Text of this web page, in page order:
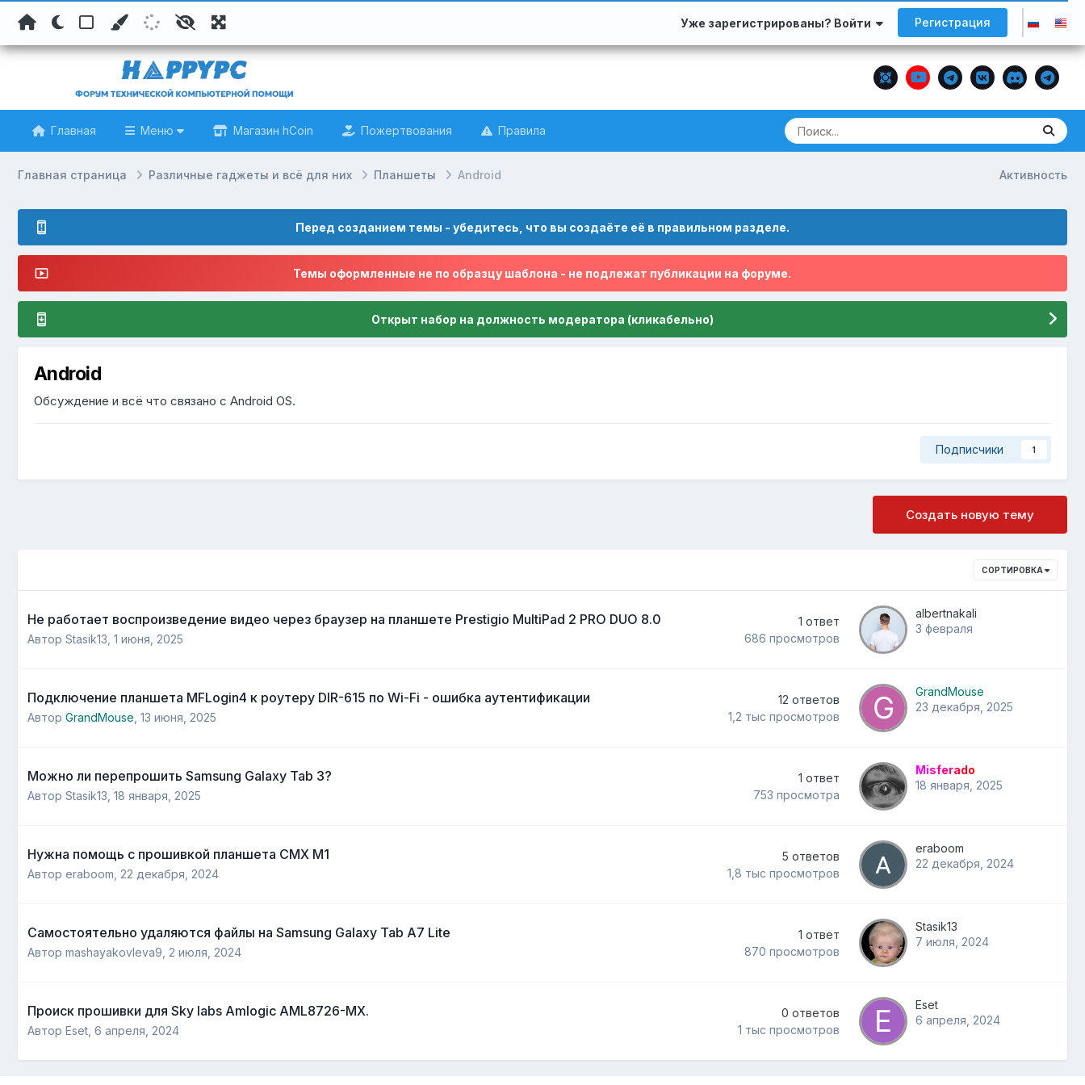
Уже зарегистрированы? Войти Регистрация
Главная Меню Магазин hCoin Пожертвования Правила
Активность
Главная страница Различные гаджеты и всё для них Планшеты Android
Перед созданием темы - убедитесь, что вы создаёте её в правильном разделе.
Темы оформленные не по образцу шаблона - не подлежат публикации на форуме.
Открыт набор на должность модератора (кликабельно)
Android
Обсуждение и всё что связано с Android OS.
Подписчики 1
Создать новую тему
СОРТИРОВКА
Не работает воспроизведение видео через браузер на планшете Prestigio MultiPad 2 PRO DUO 8.0
Автор Stasik13 1 июня, 2025
1 ответ
686 просмотров
albertnakali
3 февраля
Подключение планшета MFLogin4 к роутеру DIR-615 по Wi-Fi - ошибка аутентификации
Автор GrandMouse 13 июня, 2025
12 ответов
1,2 тыс просмотров
GrandMouse
23 декабря, 2025
Можно ли перепрошить Samsung Galaxy Tab 3?
Автор Stasik13 18 января, 2025
1 ответ
753 просмотра
Misferado
18 января, 2025
Нужна помощь с прошивкой планшета CMX M1
Автор eraboom 22 декабря, 2024
5 ответов
1,8 тыс просмотров
eraboom
22 декабря, 2024
Самостоятельно удаляются файлы на Samsung Galaxy Tab A7 Lite
Автор mashayakovleva9 2 июля, 2024
1 ответ
870 просмотров
Stasik13
7 июля, 2024
Происк прошивки для Sky labs Amlogic AML8726-MX.
Автор Eset, 6 апреля, 2024
0 ответов
1 тыс просмотров
Eset
6 апреля, 2024